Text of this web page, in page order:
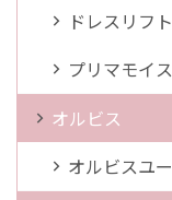
ドレスリフト
プリマモイ
オルビス
オルビスユー